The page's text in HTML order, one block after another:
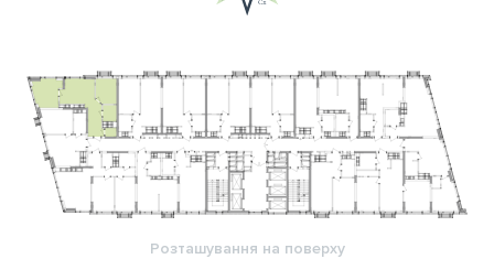
Розташування на поверху